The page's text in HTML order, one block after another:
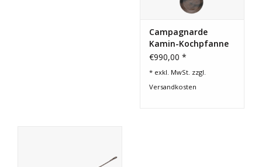
Campagnarde
Kamin-Kochpfanne
€990,00 *
* exkl. MwSt. zzgl.
Versandkosten